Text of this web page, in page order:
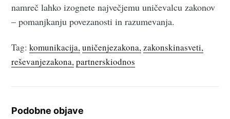
namreč lahko izognete največjemu uničevalcu zakonov
– pomanjkanju povezanosti in razumevanja.
Tag:komunikacija uničenjezakona zakonskinasveti
reševanjezakona partnerskiodnos
Podobne objave